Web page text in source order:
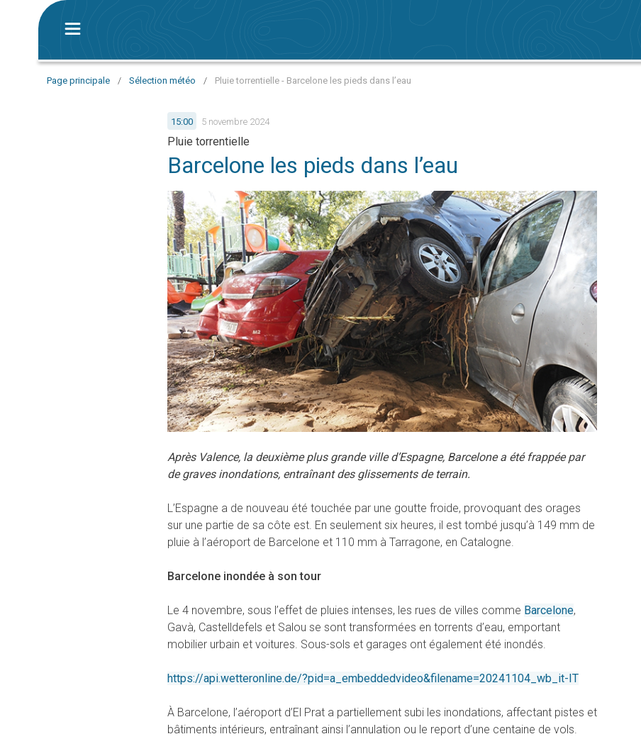
Page principale / Sélection météo / Pluie torrentielle - Barcelone les pieds dans l’eau
15:00 5 novembre 2024
Pluie torrentielle
Barcelone les pieds dans l’eau
Après Valence, la deuxième plus grande ville d’Espagne, Barcelone a été frappée par
de graves inondations, entraînant des glissements de terrain.
L’Espagne a de nouveau été touchée par une goutte froide, provoquant des orages
sur une partie de sa côte est. En seulement six heures, il est tombé jusqu’à 149 mm de
pluie à l’aéroport de Barcelone et 110 mm à Tarragone, en Catalogne.
Barcelone inondée à son tour
Le 4 novembre, sous l’effet de pluies intenses, les rues de villes comme Barcelone,
Gavà, Castelldefels et Salou se sont transformées en torrents d’eau, emportant
mobilier urbain et voitures. Sous-sols et garages ont également été inondés.
https://api.wetteronline.de/?pid=a_embeddedvideo&filename=20241104_wb_it-IT
À Barcelone, l’aéroport d’El Prat a partiellement subi les inondations, affectant pistes et
bâtiments intérieurs, entraînant ainsi l’annulation ou le report d’une centaine de vols.